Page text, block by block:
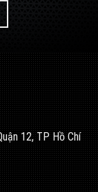
12, TP Hồ Chí